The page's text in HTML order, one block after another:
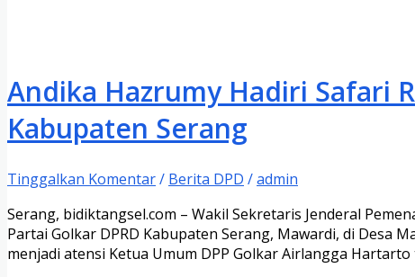
Andika Hazrumy Hadiri Safari
Kabupaten Serang
Tinggalkan Komentar/ Berita DPD /admin
Serang, bidiktangsel.com – Wakil Sekretaris Jenderal
Partai Golkar DPRD Kabupaten Serang, Mawardi, di Desa
menjadi atensi Ketua Umum DPP Golkar Airlangga